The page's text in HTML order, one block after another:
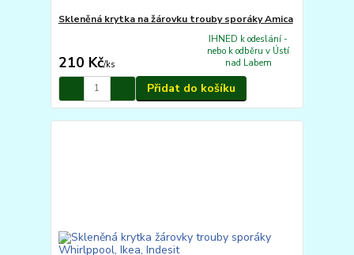
Skleněná krytka na žárovku trouby sporáky Amica
210 Kč/ks
IHNED k odeslání -
nebo k odběru v Ústí
nad Labem
Přidat do košíku